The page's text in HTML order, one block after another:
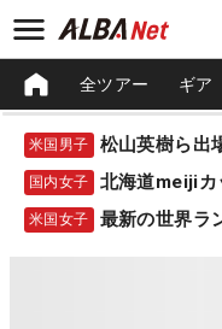
全ツアー ギア
米国男子
国内女子 北海道meiji
米国女子 最新の世界ラ